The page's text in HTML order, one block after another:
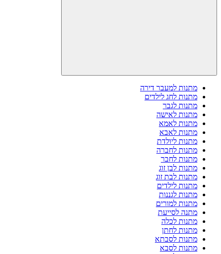
מתנות למעבר דירה
מתנות לחג לילדים
מתנות לגבר
מתנות לאישה
מתנות לאמא
מתנות לאבא
מתנות ליולדת
מתנות לחברה
מתנות לחבר
מתנות לבן זוג
מתנות לבת זוג
מתנות לילדים
מתנות לגננות
מתנות למורים
מתנה לסייעת
מתנות לכלה
מתנות לחתן
מתנות לסבתא
מתנות לסבא